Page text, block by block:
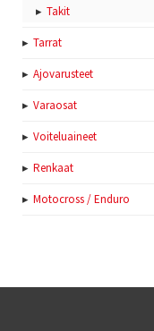
Takit
Tarrat
Ajovarusteet
Varaosat
Voiteluaineet
Renkaat
Motocross / Enduro